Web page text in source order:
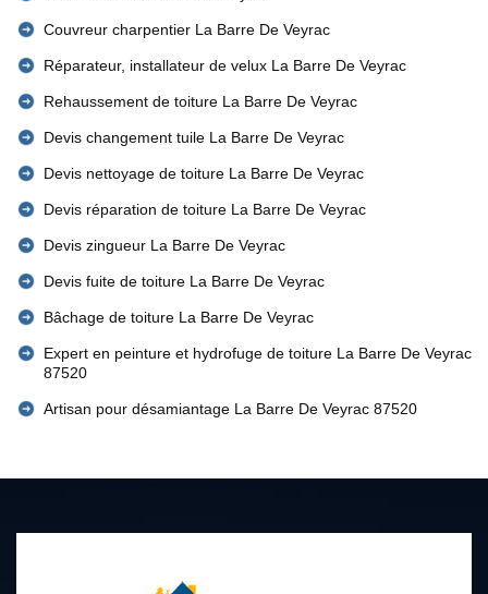
Couvreur charpentier La Barre De Veyrac
Réparateur, installateur de velux La Barre De Veyrac
Rehaussement de toiture La Barre De Veyrac
Devis changement tuile La Barre De Veyrac
Devis nettoyage de toiture La Barre De Veyrac
Devis réparation de toiture La Barre De Veyrac
Devis zingueur La Barre De Veyrac
Devis fuite de toiture La Barre De Veyrac
Bâchage de toiture La Barre De Veyrac
Expert en peinture et hydrofuge de toiture La Barre De Veyrac
87520
Artisan pour désamiantage La Barre De Veyrac 87520